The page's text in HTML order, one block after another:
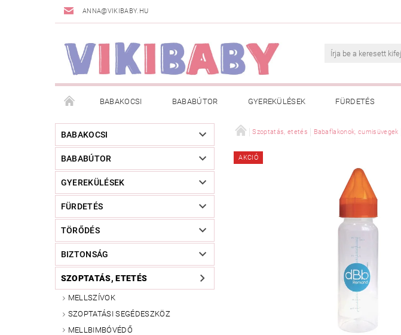
ANNA@VIKIBABY.HU
BABAKOCSI BABABÚTOR GYEREKÜLÉSEK FÜRDETÉS
DOGSPACE AKCIÓS TERMÉKEINK VÁSÁRLÁSI FELTÉTELEK
TÖRZSVÁSÁRLÓI PROGRAM RÓLUNK A MEGFELELŐ MÉRET MEGÁLLAPÍTÁSA
BABAKOCSI
BABABÚTOR
GYEREKÜLÉSEK
FÜRDETÉS
TÖRŐDÉS
BIZTONSÁG
SZOPTATÁS, ETETÉS
MELLSZÍVOK
SZOPTATÁSI SEGÉDESZKÖZ
MELLBIMBÓVÉDŐ
Szoptatás, etetés Babaflakonok, cumisüvegek
AKCIÓ